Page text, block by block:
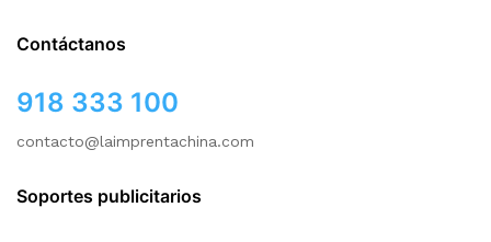
Contáctanos
918 333 100
contacto@laimprentachina.com
Soportes publicitarios